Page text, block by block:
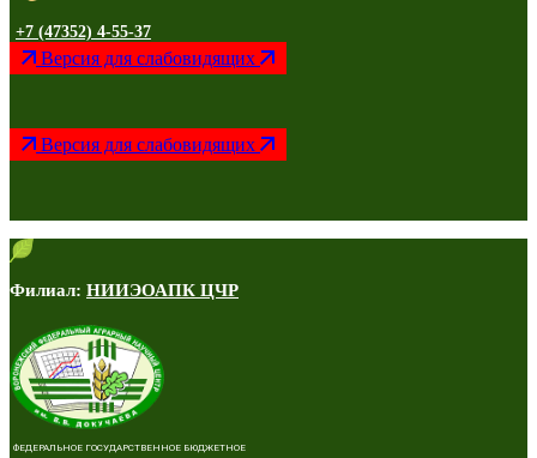
+7 (47352) 4-55-37
Версия для слабовидящих
Версия для слабовидящих
Филиал: НИИЭОАПК ЦЧР
ФЕДЕРАЛЬНОЕ ГОСУДАРСТВЕННОЕ БЮДЖЕТНОЕ